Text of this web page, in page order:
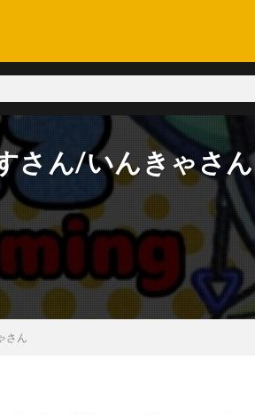
さん/いんきゃさん
さん